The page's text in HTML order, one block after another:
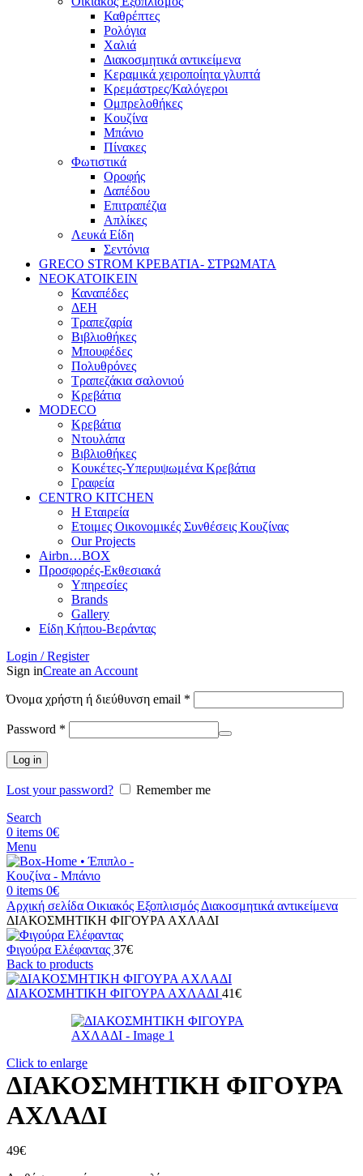
Καθρέπτες
Ρολόγια
Χαλιά
Διακοσμητικά αντικείμενα
Κεραμικά χειροποίητα γλυπτά
Κρεμάστρες/Καλόγεροι
Ομπρελοθήκες
Κουζίνα
Μπάνιο
Πίνακες
Φωτιστικά
Οροφής
Δαπέδου
Επιτραπέζια
Απλίκες
Λευκά Είδη
Σεντόνια
GRECO STROM ΚΡΕΒΑΤΙΑ- ΣΤΡΩΜΑΤΑ
ΝΕΟΚΑΤΟΙΚΕΙΝ
Καναπέδες
ΔΕΗ
Τραπεζαρία
Βιβλιοθήκες
Μπουφέδες
Πολυθρόνες
Τραπεζάκια σαλονιού
Κρεβάτια
MODECO
Κρεβάτια
Ντουλάπα
Βιβλιοθήκες
Κουκέτες-Υπερυψωμένα Κρεβάτια
Γραφεία
CENTRO KITCHEN
Η Εταιρεία
Ετοιμες Οικονομικές Συνθέσεις Κουζίνας
Our Projects
Airbn…BOX
Προσφορές-Εκθεσιακά
Υπηρεσίες
Brands
Gallery
Είδη Κήπου-Βεράντας
Login / Register
Sign inCreate an Account
Όνομα χρήστη ή διεύθυνση email *
Password *
Log in
Lost your password?
Remember me
Search
0 items 0€
Menu
0 items 0€
Αρχική σελίδα Οικιακός Εξοπλισμός Διακοσμητικά αντικείμενα
ΔΙΑΚΟΣΜΗΤΙΚΗ ΦΙΓΟΥΡΑ ΑΧΛΑΔΙ
Φιγούρα Ελέφαντας 37€
Back to products
ΔΙΑΚΟΣΜΗΤΙΚΗ ΦΙΓΟΥΡΑ ΑΧΛΑΔΙ 41€
Click to enlarge
ΔΙΑΚΟΣΜΗΤΙΚΗ ΦΙΓΟΥΡΑ
ΑΧΛΑΔΙ
49€